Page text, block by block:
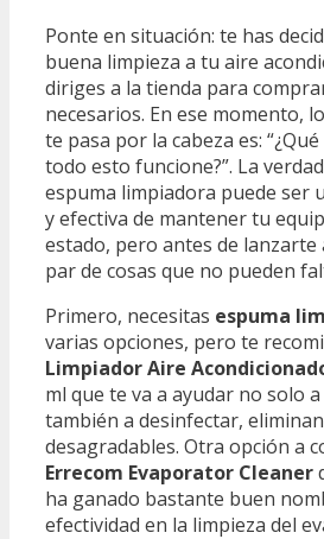
Ponte en situación: te has
buena limpieza a tu aire
diriges a la tienda para
necesarios. En ese momento,
te pasa por la cabeza es:
todo esto funcione?”. La
espuma limpiadora puede ser
y efectiva de mantener tu
estado, pero antes de lanzarte
par de cosas que no pueden
Primero, necesitas espuma
varias opciones, pero te
Limpiador Aire
ml que te va a ayudar no solo
también a desinfectar,
desagradables. Otra opción a
Errecom Evaporator Cleaner
ha ganado bastante buen
efectividad en la limpieza del